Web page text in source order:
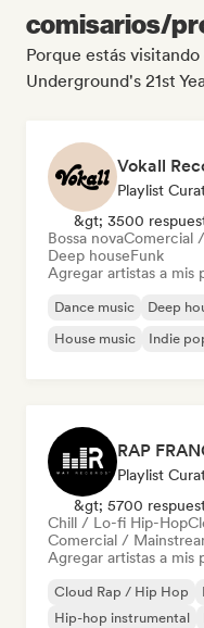
comisarios/
Porque estás
Underground's 21st
Vokall
Playlist
&gt; 3500
Bossa novaComercial
Deep houseFunk
Agregar artistas a mis
Dance music Deep
House music
Indie
Playlist
&gt; 5700
Chill / Lo-fi Hip-Hop
Comercial /
Agregar artistas a mis
Cloud Rap / Hip Hop
Hip-hop instrumental